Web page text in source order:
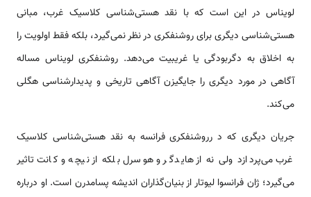
لویناس در این است که با نقد هستی‌شناسی کلاسیک غرب، مبانی
هستی‌شناسی دیگری برای روشنفکری در نظر نمی‌گیرد، بلکه فقط اولویت را
به اخلاق به دگربودگی یا غریبیت می‌دهد. روشنفکری لویناس مساله‌
آگاهی در مورد دیگری را جایگیزن آگاهی تاریخی و پدیدارشناسی هگلی
می‌کند.
جریان دیگری که د رروشنفکری فرانسه به نقد هستی‌شناسی کلاسیک
غرب می‌پردازد ولی نه از هایدگر و هوسرل بلکه از نیچه و کانت تاثیر
می‌گیرد؛ ژان فرانسوا لیوتار از بنیان‌گذاران اندیشه‌ پسامدرن است. او درباره‌